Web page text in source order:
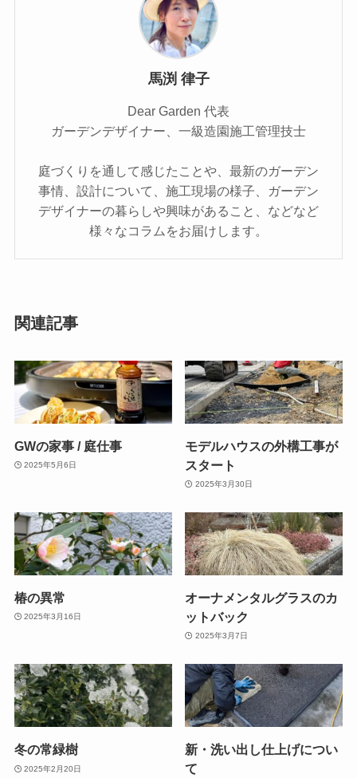
馬渕 律子
Dear Garden 代表
ガーデンデザイナー、一級造園施工管理技士
庭づくりを通して感じたことや、最新のガーデン
事情、設計について、施工現場の様子、ガーデン
デザイナーの暮らしや興味があること、などなど
様々なコラムをお届けします。
関連記事
GWの家事 / 庭仕事
2025年5月6日
モデルハウスの外構工事が
スタート
2025年3月30日
椿の異常
2025年3月16日
オーナメンタルグラスのカ
ットバック
2025年3月7日
冬の常緑樹
2025年2月20日
新・洗い出し仕上げについ
て